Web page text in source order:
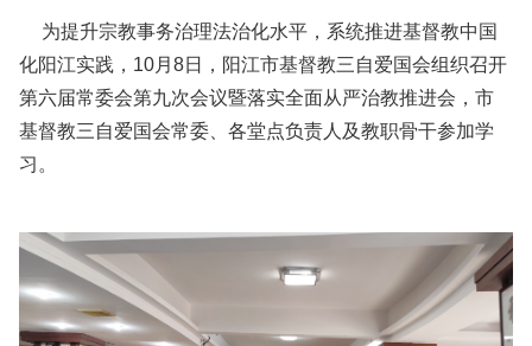
为提升宗教事务治理法治化水平，系统推进基督教中国
化阳江实践，10月8日，阳江市基督教三自爱国会组织召开
第六届常委会第九次会议暨落实全面从严治教推进会，市
基督教三自爱国会常委、各堂点负责人及教职骨干参加学
习。